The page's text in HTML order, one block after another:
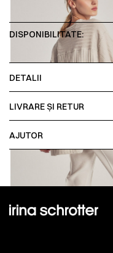
DISPONIBILITATE:
DETALII
LIVRARE ȘI RETUR
AJUTOR